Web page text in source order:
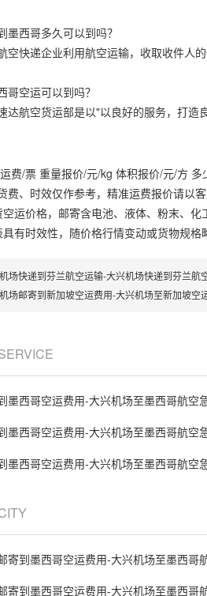
墨西哥多久可以到吗？
空快递企业利用航空运输，收取收件人
哥空运可以到吗？
达航空货运部是以"以良好的服务，打造
费/票 重量报价/元/kg 体积报价/元/方
费、时效仅作参考，精准运费报价请以
运价格，邮寄含电池、液体、粉末、化
有时效性，随价格行情变动或货物规格
场快递到芬兰航空运输-大兴机场快递到芬兰航
场邮寄到新加坡空运费用-大兴机场至新加坡空
墨西哥空运费用-大兴机场至墨西哥航空
墨西哥空运费用-大兴机场至墨西哥航空
墨西哥空运费用-大兴机场至墨西哥航空
寄到墨西哥空运费用-大兴机场至墨西哥
寄到墨西哥空运费用-大兴机场至墨西哥